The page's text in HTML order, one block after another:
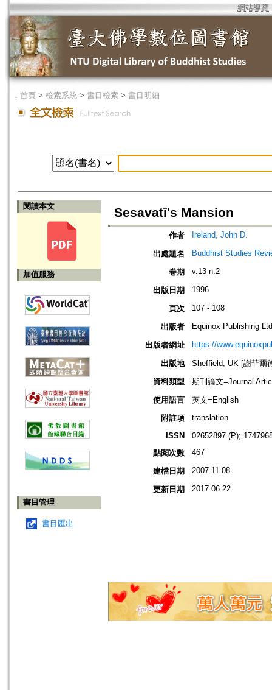
網站導覽
． 首頁 > 檢索系統 > 書目檢索 > 書目明細
閱讀本文
加值服務
書目管理
書目匯出
Sesavatī's Mansion
作者 Ireland, John D.
出處題名 Buddhist Studies
卷期 v.13 n.2
出版日期 1996
頁次 107 - 108
出版者 Equinox Publishing
出版者網址 https://
出版地
Sheffield, UK [謝菲爾
資料類型
期刊論文=Journal
使用語言
英文=English
附註項
translation
ISSN
02652897 (P);
點閱次數
467
建檔日期 2007.11.08
更新日期 2017.06.22